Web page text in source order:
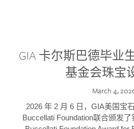
GIA 卡尔斯巴德毕业
基金会珠宝
March 4,
2026 年 2 月 6 日，GIA美国宝
Buccellati Foundation联合颁发